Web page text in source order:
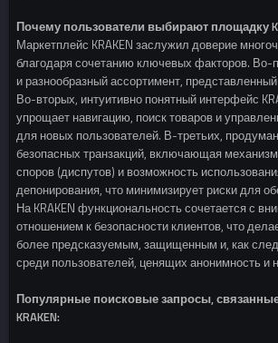
Почему пользователи выбирают площадку
Маркетплейс KRAKEN заслужил доверие
благодаря сочетанию ключевых факторов. Во-
и разнообразный ассортимент,
Во-вторых, интуитивно понятный интерфейс
упрощает навигацию, поиск товаров и
для новых пользователей. В-третьих,
безопасных транзакций, включающая
споров (диспутов) и возможность
депонирования, что минимизирует риски для
На KRAKEN функциональность сочетается с
отношением к безопасности клиентов, что
более предсказуемым, защищенным и, как
среди пользователей, ценящих анонимность и
Популярные поисковые запросы,
KRAKEN: